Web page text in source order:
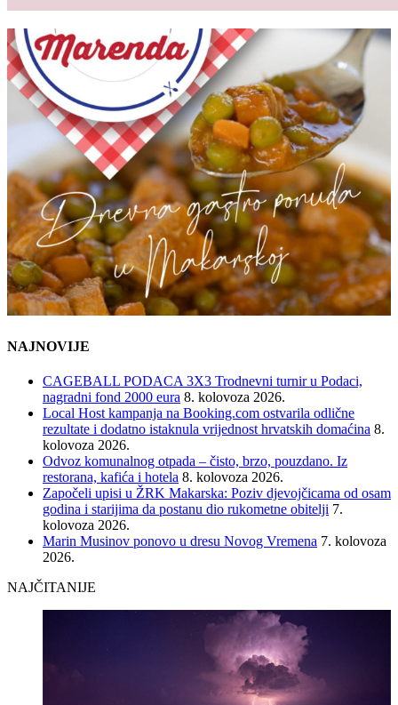
NAJNOVIJE
CAGEBALL PODACA 3X3 Trodnevni turnir u Podaci,
nagradni fond 2000 eura 8. kolovoza 2026.
Local Host kampanja na Booking.com ostvarila odlične
rezultate i dodatno istaknula vrijednost hrvatskih domaćina 8.
kolovoza 2026.
Odvoz komunalnog otpada – čisto, brzo, pouzdano. Iz
restorana, kafića i hotela 8. kolovoza 2026.
Započeli upisi u ŽRK Makarska: Poziv djevojčicama od osam
godina i starijima da postanu dio rukometne obitelji 7.
kolovoza 2026.
Marin Musinov ponovo u dresu Novog Vremena 7. kolovoza
2026.
NAJČITANIJE